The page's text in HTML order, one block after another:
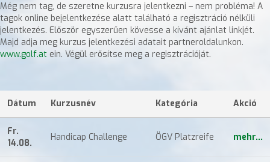
Még nem tag, de szeretne kurzusra jelentkezni – nem probléma! A
tagok online bejelentkezése alatt található a regisztráció nélküli
jelentkezés. Először egyszerűen kövesse a kívánt ajánlat linkjét.
Majd adja meg kurzus jelentkezési adatait partneroldalunkon.
www.golf.at ein. Végül erősítse meg a regisztrációját.
Dátum Kurzusnév Kategória Akció
Fr.
14.08.
Handicap Challenge ÖGV Platzreife mehr...